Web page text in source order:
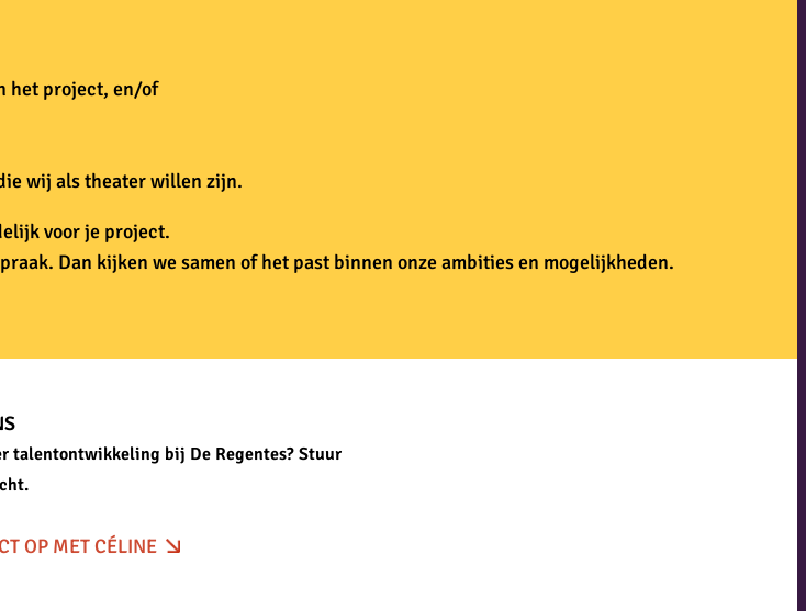
het project, en/of
wij als theater willen zijn.
voor je project.
Dan kijken we samen of het past binnen onze ambities en mogelijkheden.
talentontwikkeling bij De Regentes? Stuur
OP MET CÉLINE